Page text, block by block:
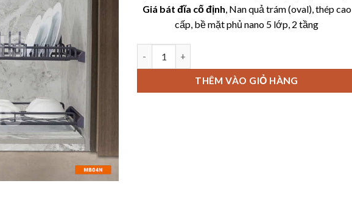
Giá bát đĩa cố định , Nan quả trám (oval), thép cao
cấp, bề mặt phủ nano 5 lớp, 2 tầng
THÊM VÀO GIỎ HÀNG